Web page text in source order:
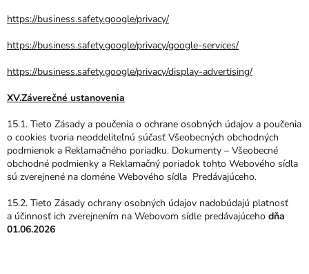
https://business.safety.google/privacy/
https://business.safety.google/privacy/google-services/
https://business.safety.google/privacy/display-advertising/
XV.Záverečné ustanovenia
15.1. Tieto Zásady a poučenia o ochrane osobných údajov a poučenia
o cookies tvoria neoddeliteľnú súčasť Všeobecných obchodných
podmienok a Reklamačného poriadku. Dokumenty – Všeobecné
obchodné podmienky a Reklamačný poriadok tohto Webového sídla
sú zverejnené na doméne Webového sídla Predávajúceho.
15.2. Tieto Zásady ochrany osobných údajov nadobúdajú platnosť
a účinnosť ich zverejnením na Webovom sídle predávajúceho dňa
01.06.2026